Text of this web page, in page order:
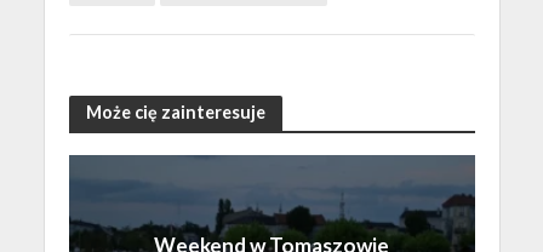
Może cię zainteresuje
Weekend w Tomaszowie